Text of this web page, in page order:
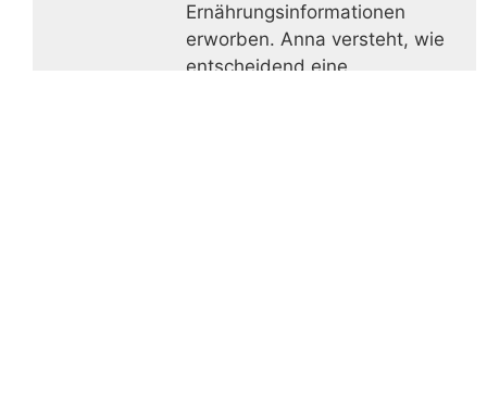
Ernährungsinformationen
erworben. Anna versteht, wie
entscheidend eine